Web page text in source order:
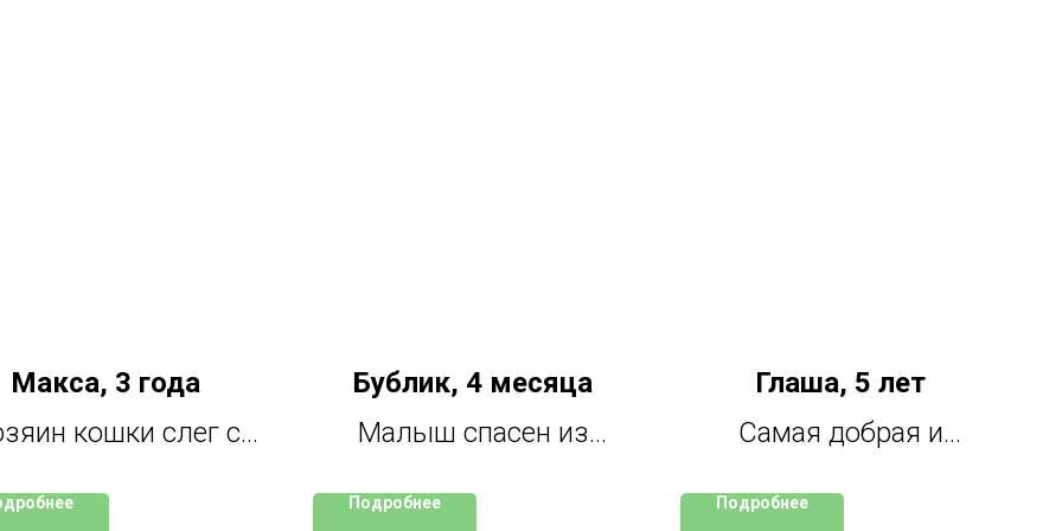
Макса, 3 года
кошки слег с
нужен уход, и
Бублик, 4 месяца
Малыш спасен из
Здоров, привит. Ходит в
Подробнее
Глаша, 5 лет
Самая добрая и
успеете присесть или
Подробнее